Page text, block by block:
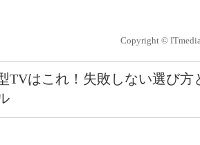
Copyright ©
TVはこれ！失敗しない選び方